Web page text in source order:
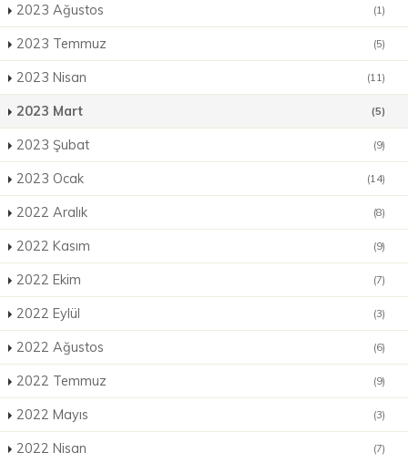
2023 Ağustos (1)
2023 Temmuz (5)
2023 Nisan (11)
2023 Mart (5)
2023 Şubat (9)
2023 Ocak (14)
2022 Aralık (8)
2022 Kasım (9)
2022 Ekim (7)
2022 Eylül (3)
2022 Ağustos (6)
2022 Temmuz (9)
2022 Mayıs (3)
2022 Nisan (7)